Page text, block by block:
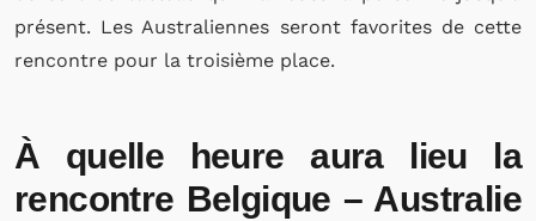
présent. Les Australiennes seront favorites de cette
rencontre pour la troisième place.
À quelle heure aura lieu la
rencontre Belgique – Australie